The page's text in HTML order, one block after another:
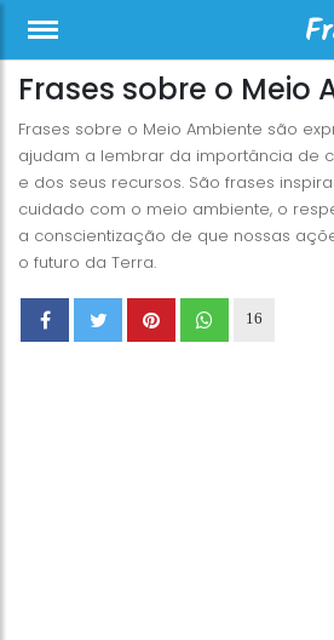
Frases sobre o Meio
Frases sobre o Meio Ambiente são
ajudam a lembrar da importância de
e dos seus recursos. São frases
cuidado com o meio ambiente, o
a conscientização de que nossas
o futuro da Terra.
16